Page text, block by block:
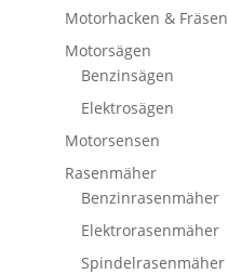
Motorhacken & Fräsen
Motorsägen
Benzinsägen
Elektrosägen
Motorsensen
Rasenmäher
Benzinrasenmäher
Elektrorasenmäher
Spindelrasenmäher